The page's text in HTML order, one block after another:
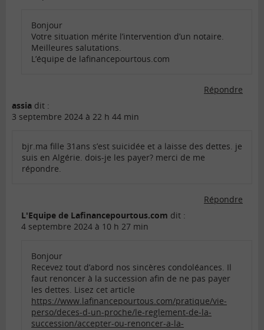
Bonjour
Votre situation mérite l’intervention d’un notaire.
Meilleures salutations.
L’équipe de lafinancepourtous.com
Répondre
assia dit :
3 septembre 2024 à 22 h 44 min
bjr.ma fille 31ans s’est suicidée et a laisse des dettes. je
suis en Algérie. dois-je les payer? merci de me
répondre.
Répondre
L'Equipe de Lafinancepourtous.com dit :
4 septembre 2024 à 10 h 27 min
Bonjour
Recevez tout d’abord nos sincères condoléances. Il
faut renoncer à la succession afin de ne pas payer
les dettes. Lisez cet article
https://www.lafinancepourtous.com/pratique/vie-
perso/deces-d-un-proche/le-reglement-de-la-
succession/accepter-ou-renoncer-a-la-